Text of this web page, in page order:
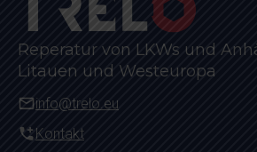
Reperatur von LKWs und
Litauen und Westeuropa
info@trelo.eu
Kontakt